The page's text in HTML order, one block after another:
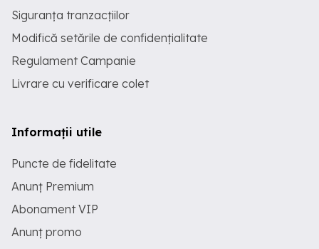
Siguranța tranzacțiilor
Modifică setările de confidențialitate
Regulament Campanie
Livrare cu verificare colet
Informații utile
Puncte de fidelitate
Anunț Premium
Abonament VIP
Anunț promo